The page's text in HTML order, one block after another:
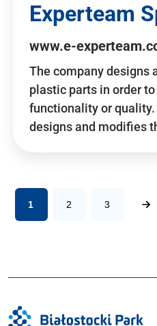
Experteam
www.e-
The company designs
plastic parts in order
functionality or
designs and modifies
1 2 3